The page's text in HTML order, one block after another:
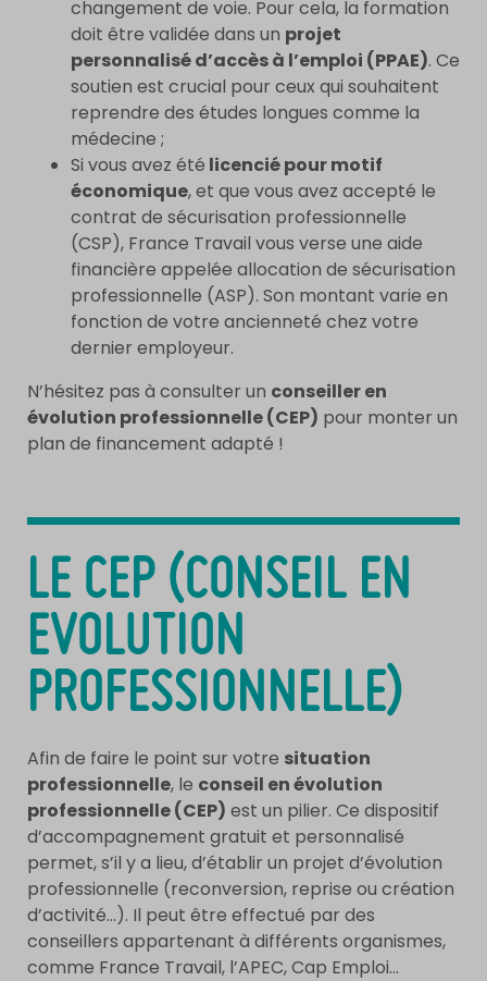
changement de voie. Pour cela, la formation
doit être validée dans un projet
personnalisé d’accès à l’emploi (PPAE). Ce
soutien est crucial pour ceux qui souhaitent
reprendre des études longues comme la
médecine ;
Si vous avez été licencié pour motif
économique, et que vous avez accepté le
contrat de sécurisation professionnelle
(CSP), France Travail vous verse une aide
financière appelée allocation de sécurisation
professionnelle (ASP). Son montant varie en
fonction de votre ancienneté chez votre
dernier employeur.
N’hésitez pas à consulter un conseiller en
évolution professionnelle (CEP) pour monter un
plan de financement adapté !
LE CEP (CONSEIL EN
EVOLUTION
PROFESSIONNELLE)
Afin de faire le point sur votre situation
professionnelle, le conseil en évolution
professionnelle (CEP) est un pilier. Ce dispositif
d’accompagnement gratuit et personnalisé
permet, s’il y a lieu, d’établir un projet d’évolution
professionnelle (reconversion, reprise ou création
d’activité…). Il peut être effectué par des
conseillers appartenant à différents organismes,
comme France Travail, l’APEC, Cap Emploi…